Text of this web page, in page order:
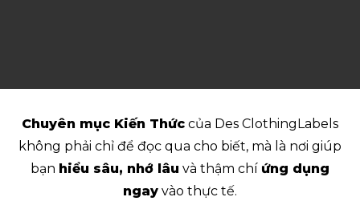
Chuyên mục Kiến Thức của Des ClothingLabels
không phải chỉ để đọc qua cho biết, mà là nơi giúp
bạn hiểu sâu, nhớ lâu và thậm chí ứng dụng
ngay vào thực tế.